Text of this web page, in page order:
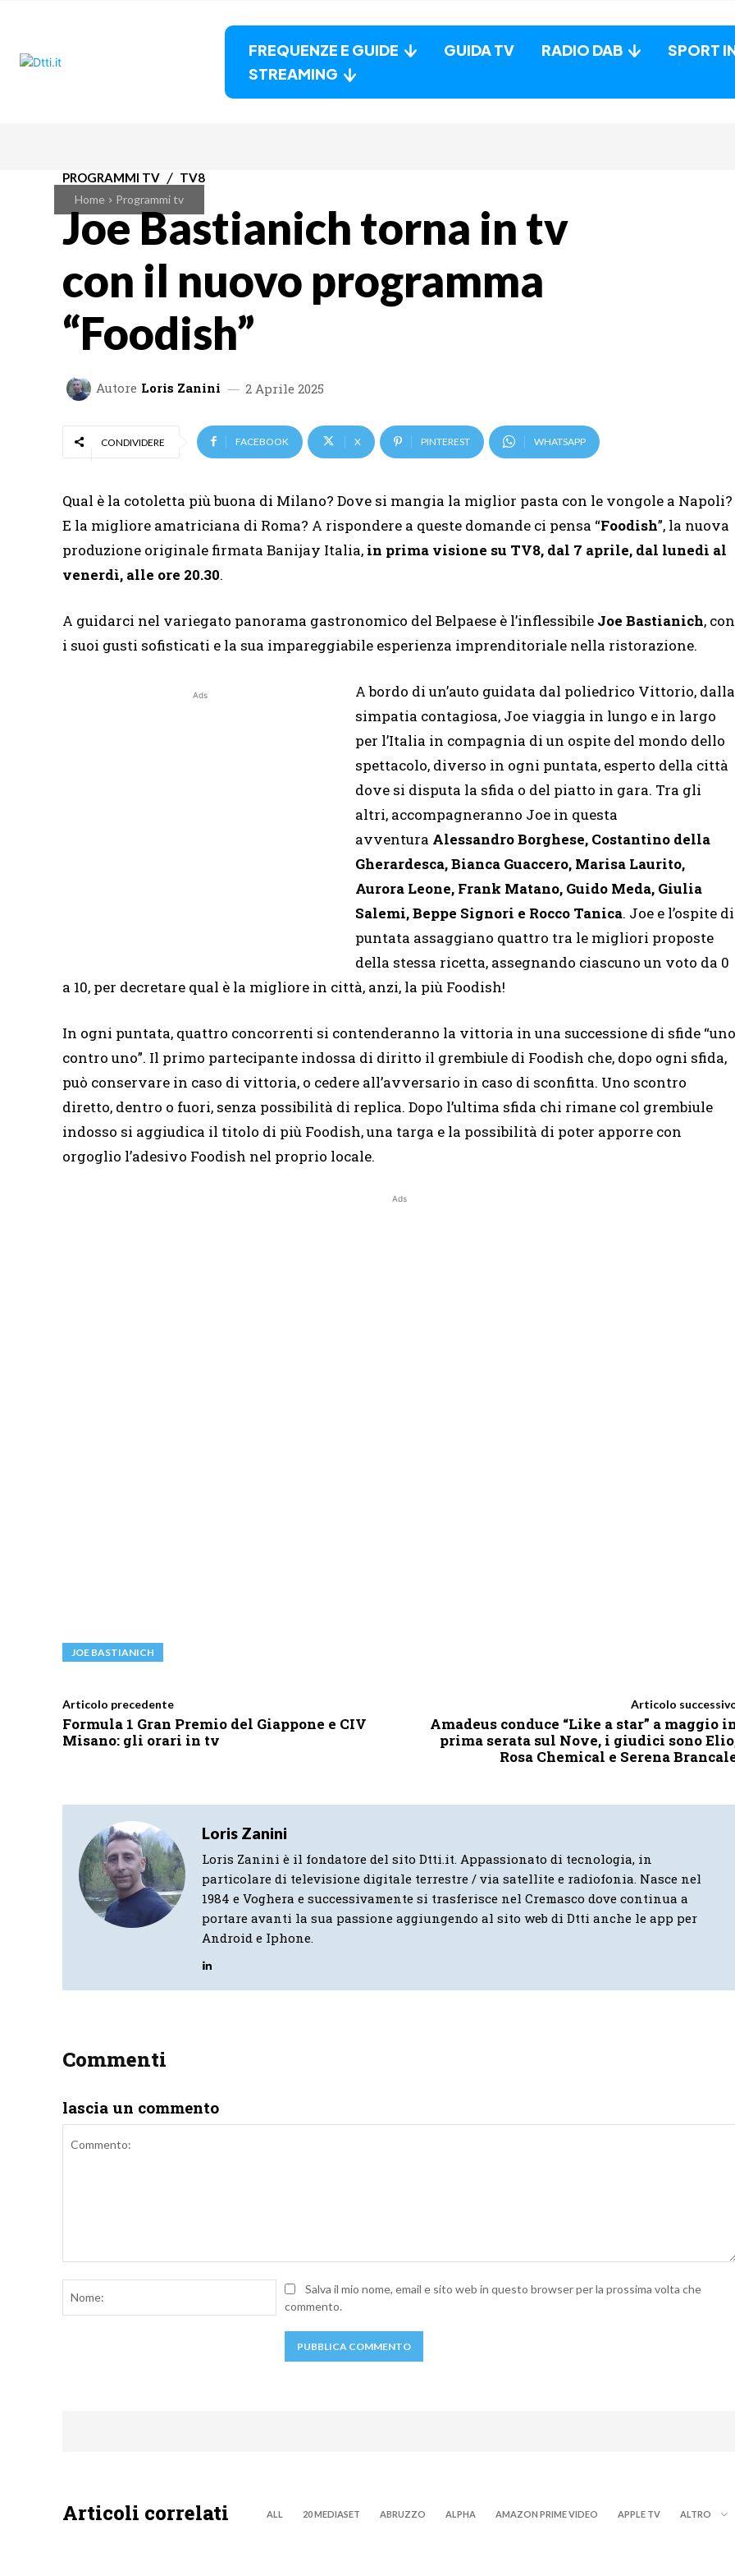
FREQUENZE E GUIDE GUIDA TV RADIO DAB SPORT
STREAMING
Home Programmi tv
PROGRAMMI TV TV8
Joe Bastianich torna in tv
con il nuovo programma
“Foodish”
Autore Loris Zanini 2 Aprile 2025
CONDIVIDERE FACEBOOK X PINTEREST WHATSAPP
Qual è la cotoletta più buona di Milano? Dove si mangia la miglior pasta con le vongole a Napoli?
E la migliore amatriciana di Roma? A rispondere a queste domande ci pensa “Foodish”, la nuova
produzione originale firmata Banijay Italia, in prima visione su TV8, dal 7 aprile, dal lunedì al
venerdì, alle ore 20.30.
A guidarci nel variegato panorama gastronomico del Belpaese è l’inflessibile Joe Bastianich, con
i suoi gusti sofisticati e la sua impareggiabile esperienza imprenditoriale nella ristorazione.
Ads
A bordo di un’auto guidata dal poliedrico Vittorio, dalla
simpatia contagiosa, Joe viaggia in lungo e in largo
per l’Italia in compagnia di un ospite del mondo dello
spettacolo, diverso in ogni puntata, esperto della città
dove si disputa la sfida o del piatto in gara. Tra gli
altri, accompagneranno Joe in questa
avventura Alessandro Borghese, Costantino della
Gherardesca, Bianca Guaccero, Marisa Laurito,
Aurora Leone, Frank Matano, Guido Meda, Giulia
Salemi, Beppe Signori e Rocco Tanica. Joe e l’ospite di
puntata assaggiano quattro tra le migliori proposte
della stessa ricetta, assegnando ciascuno un voto da 0
a 10, per decretare qual è la migliore in città, anzi, la più Foodish!
In ogni puntata, quattro concorrenti si contenderanno la vittoria in una successione di sfide “uno
contro uno”. Il primo partecipante indossa di diritto il grembiule di Foodish che, dopo ogni sfida,
può conservare in caso di vittoria, o cedere all’avversario in caso di sconfitta. Uno scontro
diretto, dentro o fuori, senza possibilità di replica. Dopo l’ultima sfida chi rimane col grembiule
indosso si aggiudica il titolo di più Foodish, una targa e la possibilità di poter apporre con
orgoglio l’adesivo Foodish nel proprio locale.
Ads
JOE BASTIANICH
Articolo precedente
Formula 1 Gran Premio del Giappone e CIV
Misano: gli orari in tv
Articolo
Amadeus conduce “Like a star” a maggio
prima serata sul Nove, i giudici sono
Rosa Chemical e Serena
Loris Zanini
Loris Zanini è il fondatore del sito Dtti.it. Appassionato di tecnologia, in
particolare di televisione digitale terrestre / via satellite e radiofonia. Nasce nel
1984 e Voghera e successivamente si trasferisce nel Cremasco dove continua a
portare avanti la sua passione aggiungendo al sito web di Dtti anche le app per
Android e Iphone.
Commenti
lascia un commento
Nome:Salva il mio nome, email e sito web in questo browser per la prossima volta che
commento.
Articoli correlati ALL 20 MEDIASET ABRUZZO ALPHA AMAZON PRIME VIDEO APPLE TV ALTRO